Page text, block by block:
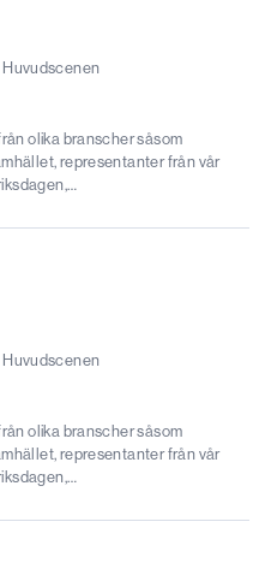
Huvudscenen
olika branscher såsom
representanter från vår
Huvudscenen
olika branscher såsom
representanter från vår